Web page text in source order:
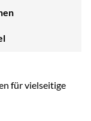
für vielseitige